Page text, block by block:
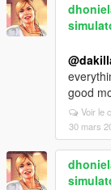
good
Voir le
30 mars